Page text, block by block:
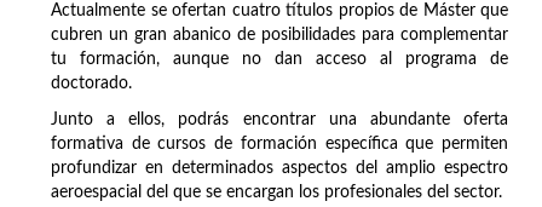
Actualmente se ofertan cuatro títulos propios de Máster que
cubren un gran abanico de posibilidades para complementar
tu formación, aunque no dan acceso al programa de
doctorado.
Junto a ellos, podrás encontrar una abundante oferta
formativa de cursos de formación específica que permiten
profundizar en determinados aspectos del amplio espectro
aeroespacial del que se encargan los profesionales del sector.